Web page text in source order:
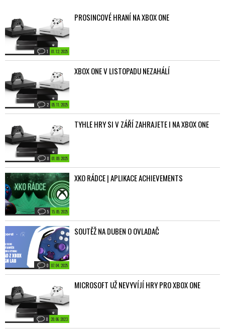
01. 12. 2025
1
PROSINCOVÉ HRANÍ NA XBOX ONE
05. 11. 2025
2
XBOX ONE V LISTOPADU NEZAHÁLÍ
01. 09. 2025
0
TYHLE HRY SI V ZÁŘÍ ZAHRAJETE I NA XBOX ONE
15. 05. 2025
5
XKO RÁDCE | APLIKACE ACHIEVEMENTS
07. 04. 2025
0
SOUTĚŽ NA DUBEN O OVLADAČ
20. 06. 2023
0
MICROSOFT UŽ NEVYVÍJÍ HRY PRO XBOX ONE